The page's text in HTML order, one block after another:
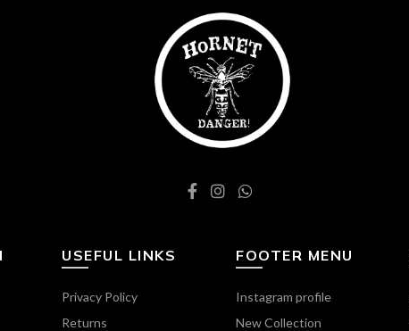
USEFUL LINKS
Privacy Policy
Returns
FOOTER MENU
Instagram profile
New Collection